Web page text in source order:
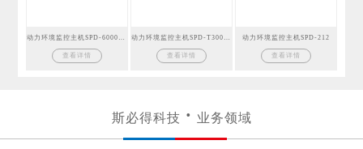
查看详情 查看详情
动力环境监控主机SPD-212
查看详情
斯必得科技 业务领域